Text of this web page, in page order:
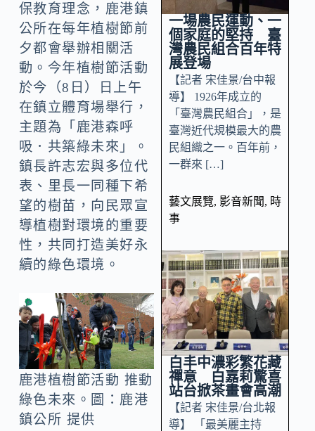
保教育理念，鹿港鎮
公所在每年植樹節前
夕都會舉辦相關活
動。今年植樹節活動
於今（8日）日上午
在鎮立體育場舉行，
主題為「鹿港森呼
吸．共築綠未來」。
鎮長許志宏與多位代
表、里長一同種下希
望的樹苗，向民眾宣
導植樹對環境的重要
性，共同打造美好永
續的綠色環境。
鹿港植樹節活動 推動
綠色未來。圖：鹿港
鎮公所 提供
一場農民運動、一
個家庭的堅持 臺
灣農民組合百年特
展登場
【記者 宋佳景/台中報
導】 1926年成立的
「臺灣農民組合」，是
臺灣近代規模最大的農
民組織之一。百年前，
一群來 […]
藝文展覽, 影音新聞, 時
事
白丰中濃彩繁花藏
禪意 白嘉莉驚喜
站台掀茶畫會高潮
【記者 宋佳景/台北報
導】 「最美麗主持